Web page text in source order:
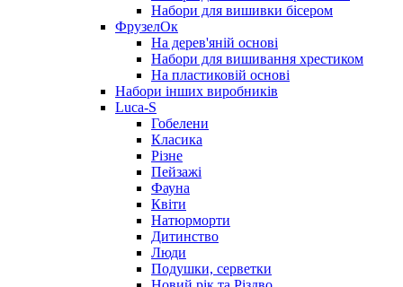
Набори для вишивки бісером
ФрузелОк
На дерев'яній основі
Набори для вишивання хрестиком
На пластиковій основі
Набори інших виробників
Luca-S
Гобелени
Класика
Різне
Пейзажі
Фауна
Квіти
Натюрморти
Дитинство
Люди
Подушки, серветки